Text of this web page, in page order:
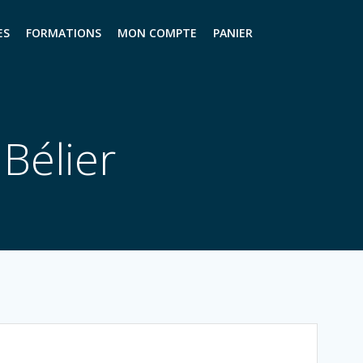
FORMATIONS MON COMPTE PANIER